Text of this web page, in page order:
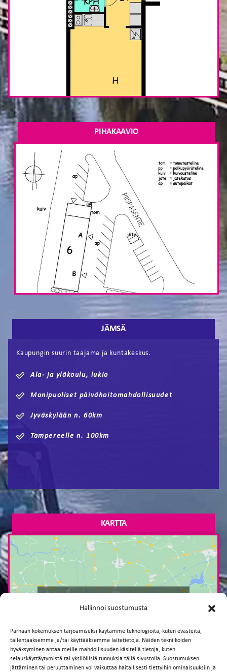
Hallinnoi suostumusta
Parhaan kokemuksen tarjoamiseksi käytämme teknologioita, kuten evästeitä,
tallentaaksemme ja/tai käyttääksemme laitetietoja. Näiden tekniikoiden
hyväksyminen antaa meille mahdollisuuden käsitellä tietoja, kuten
selauskäyttäytymistä tai yksilöllisiä tunnuksia tällä sivustolla. Suostumuksen
jättäminen tai peruuttaminen voi vaikuttaa haitallisesti tiettyihin ominaisuuksiin ja
PIHAKAAVIO
JÄMSÄ
Kaupungin suurin taajama ja kuntakeskus.
Ala- ja yläkoulu, lukio
Monipuoliset päivähoitomahdollisuudet
Jyväskylään n. 60km
Tampereelle n. 100km
KARTTA
markkinointievästeet ja ottaaksesi tämän